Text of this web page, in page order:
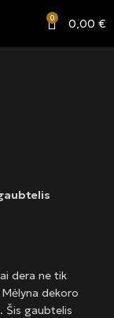
0 0,00 €
dera ne tik
dekoro
Šis gaubtelis